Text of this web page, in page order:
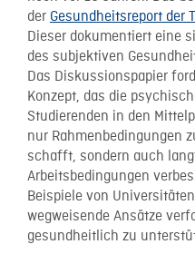
der Gesundheitsreport der
Dieser dokumentiert eine
des subjektiven
Das Diskussionspapier
Konzept, das die
Studierenden in den
nur Rahmenbedingungen
schafft, sondern auch
Arbeitsbedingungen
Beispiele von
wegweisende Ansätze
gesundheitlich zu